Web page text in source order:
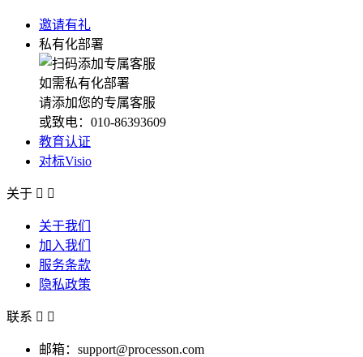
邀请有礼
私有化部署
如需私有化部署
请添加您的专属客服
或致电：010-86393609
教育认证
对标Visio
关于  
关于我们
加入我们
服务条款
隐私政策
联系  
邮箱：support@processon.com